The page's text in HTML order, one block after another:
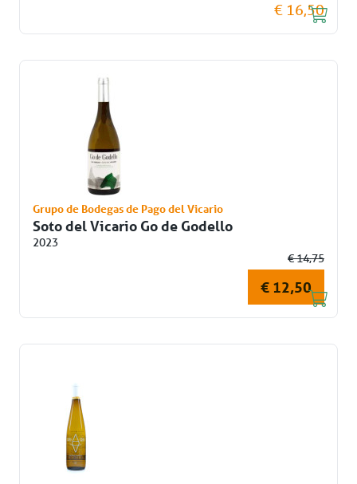
€ 16,50
Grupo de Bodegas de Pago del Vicario
Soto del Vicario Go de Godello
2023
€ 14,75
€ 12,50